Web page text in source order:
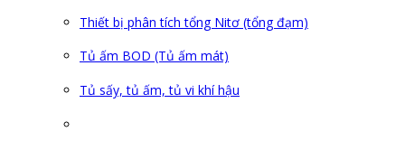
Thiết bị phân tích tổng Nitơ (tổng đạm)
Tủ ấm BOD (Tủ ấm mát)
Tủ sấy, tủ ấm, tủ vi khí hậu